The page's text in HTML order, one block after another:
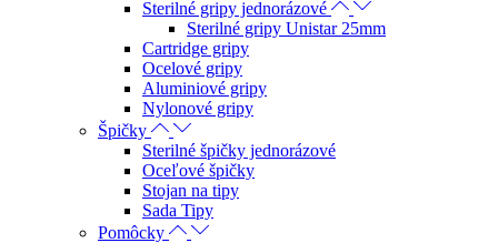
Sterilné gripy jednorázové
Sterilné gripy Unistar 25mm
Cartridge gripy
Ocelové gripy
Aluminiové gripy
Nylonové gripy
Špičky
Sterilné špičky jednorázové
Oceľové špičky
Stojan na tipy
Sada Tipy
Pomôcky